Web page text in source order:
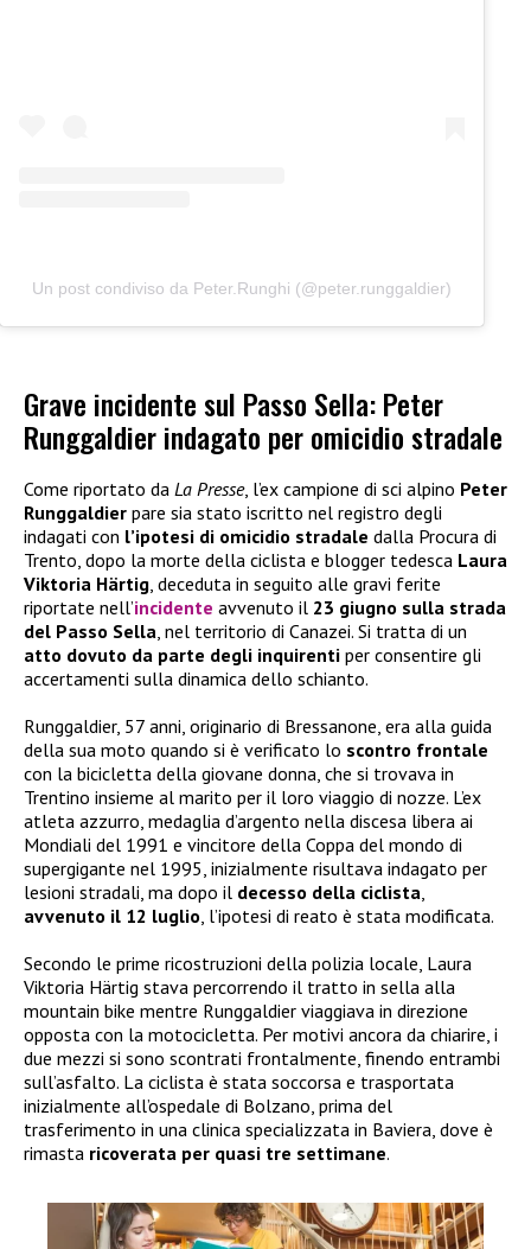
Un post condiviso da Peter.Runghi (@peter.runggaldier)
Grave incidente sul Passo Sella: Peter
Runggaldier indagato per omicidio stradale
Come riportato da La Presse, l’ex campione di sci alpino Peter
Runggaldier pare sia stato iscritto nel registro degli
indagati con l’ipotesi di omicidio stradale dalla Procura di
Trento, dopo la morte della ciclista e blogger tedesca Laura
Viktoria Härtig , deceduta in seguito alle gravi ferite
riportate nell’incidente avvenuto il 23 giugno sulla strada
del Passo Sella , nel territorio di Canazei. Si tratta di un
atto dovuto da parte degli inquirenti per consentire gli
accertamenti sulla dinamica dello schianto.
Runggaldier, 57 anni, originario di Bressanone, era alla guida
della sua moto quando si è verificato lo scontro frontale
con la bicicletta della giovane donna, che si trovava in
Trentino insieme al marito per il loro viaggio di nozze. L’ex
atleta azzurro, medaglia d’argento nella discesa libera ai
Mondiali del 1991 e vincitore della Coppa del mondo di
supergigante nel 1995, inizialmente risultava indagato per
lesioni stradali, ma dopo il decesso della ciclista
avvenuto il 12 luglio , l’ipotesi di reato è stata modificata.
Secondo le prime ricostruzioni della polizia locale, Laura
Viktoria Härtig stava percorrendo il tratto in sella alla
mountain bike mentre Runggaldier viaggiava in direzione
opposta con la motocicletta. Per motivi ancora da chiarire, i
due mezzi si sono scontrati frontalmente, finendo entrambi
sull’asfalto. La ciclista è stata soccorsa e trasportata
inizialmente all’ospedale di Bolzano, prima del
trasferimento in una clinica specializzata in Baviera, dove è
rimasta ricoverata per quasi tre settimane.